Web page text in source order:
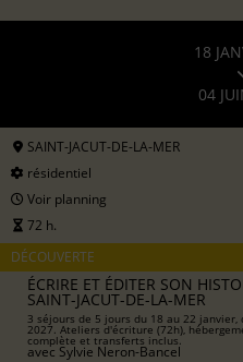
18
04
SAINT-JACUT-DE-LA-MER
résidentiel
Voir planning
72 h.
DÉCOUVERTE
ÉCRIRE ET ÉDITER SON
SAINT-JACUT-DE-LA-MER
3 séjours de 5 jours du 18 au 22
2027. Ateliers d'écriture (72h),
complète et transferts inclus.
avec Sylvie Neron-Bancel